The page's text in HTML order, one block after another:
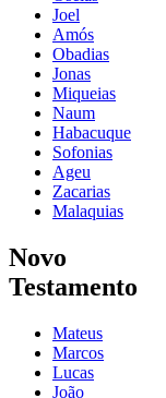
Joel
Amós
Obadias
Jonas
Miqueias
Naum
Habacuque
Sofonias
Ageu
Zacarias
Malaquias
Novo
Testamento
Mateus
Marcos
Lucas
João